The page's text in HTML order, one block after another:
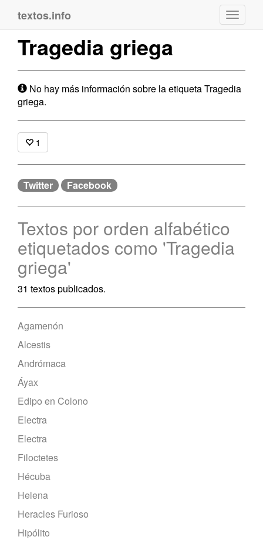
textos.info
Tragedia griega
No hay más información sobre la etiqueta Tragedia
griega.
1
Twitter Facebook
Textos por orden alfabético
etiquetados como 'Tragedia
griega'
31 textos publicados.
Agamenón
Alcestis
Andrómaca
Áyax
Edipo en Colono
Electra
Electra
Filoctetes
Hécuba
Helena
Heracles Furioso
Hipólito